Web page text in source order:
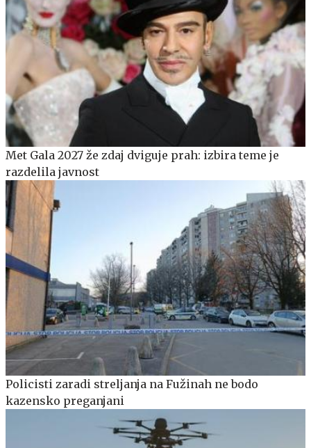
Met Gala 2027 že zdaj dviguje prah: izbira teme je
razdelila javnost
Policisti zaradi streljanja na Fužinah ne bodo
kazensko preganjani